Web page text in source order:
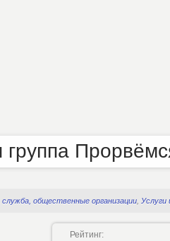
группа
служба, общественные организации
Рейтинг: